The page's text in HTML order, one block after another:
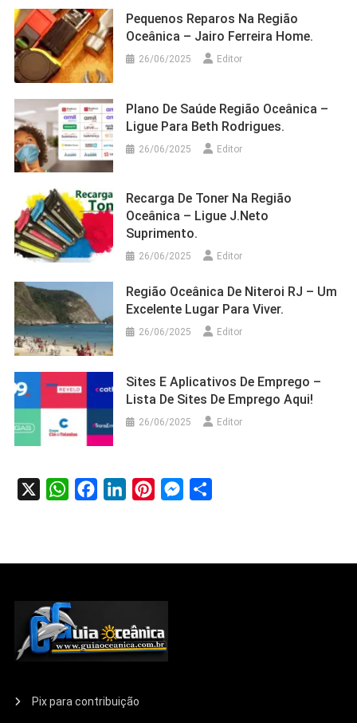
Pequenos Reparos Na Região
Oceânica – Jairo Ferreira Home.
26/06/2025 Editor
Plano De Saúde Região Oceânica –
Ligue Para Beth Rodrigues.
26/06/2025 Editor
Recarga De Toner Na Região
Oceânica – Ligue J.Neto
Suprimento.
26/06/2025 Editor
Região Oceânica De Niteroi RJ – Um
Excelente Lugar Para Viver.
26/06/2025 Editor
Sites E Aplicativos De Emprego –
Lista De Sites De Emprego Aqui!
26/06/2025 Editor
WhatsAppFacebookLinkedInPinterestMessenger
Pix para contribuição